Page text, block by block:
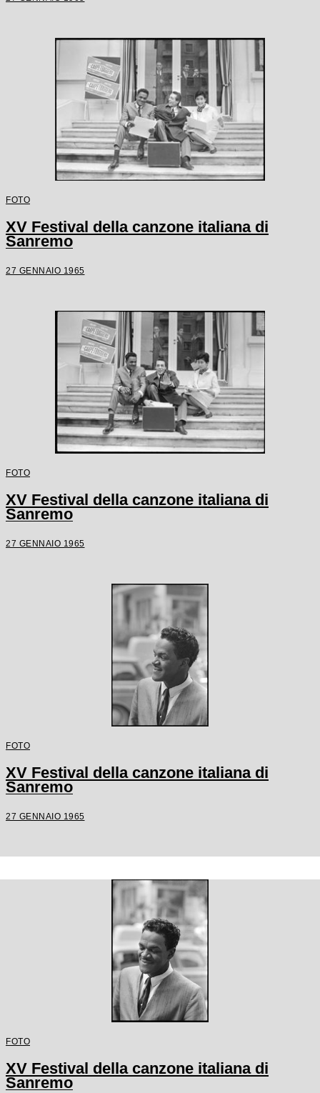
FOTO
XV Festival della canzone italiana di
Sanremo
27 GENNAIO 1965
FOTO
XV Festival della canzone italiana di
Sanremo
27 GENNAIO 1965
FOTO
XV Festival della canzone italiana di
Sanremo
27 GENNAIO 1965
FOTO
XV Festival della canzone italiana di
Sanremo